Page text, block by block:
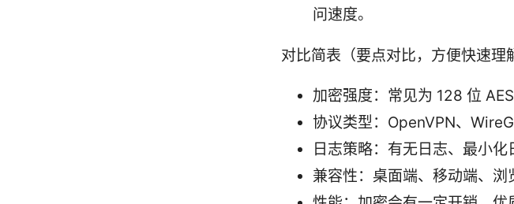
问速度。
对比简表（要点对比，方便快速理
加密强度：常见为 128 位
协议类型：OpenVPN、
日志策略：有无日志、最小
兼容性：桌面端、移动端、